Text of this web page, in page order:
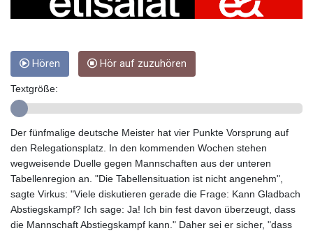
GIP 0.856077
GTQ 8.791437
GYD 241.048608
HNL 30.88171
HRK 7.536585
HTG 150.649793
HUF 364.625083
IDR 20648.821428
ILS 3.46629
IMP 0.856077
INR 109.809273
IQD 1509.393123
Hören Hör auf zuzuhören
Textgröße:
Der fünfmalige deutsche Meister hat vier Punkte Vorsprung auf
den Relegationsplatz. In den kommenden Wochen stehen
wegweisende Duelle gegen Mannschaften aus der unteren
Tabellenregion an. "Die Tabellensituation ist nicht angenehm",
sagte Virkus: "Viele diskutieren gerade die Frage: Kann Gladbach
Abstiegskampf? Ich sage: Ja! Ich bin fest davon überzeugt, dass
die Mannschaft Abstiegskampf kann." Daher sei er sicher, "dass